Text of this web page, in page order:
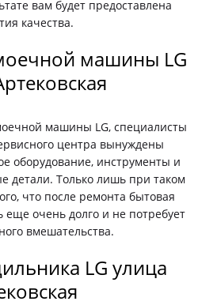
вам будет предоставлена
качества.
машины LG
машины LG, специалисты
центра вынуждены
оборудование, инструменты и
детали. Только лишь при таком
что после ремонта бытовая
еще очень долго и не потребует
вмешательства.
LG улица